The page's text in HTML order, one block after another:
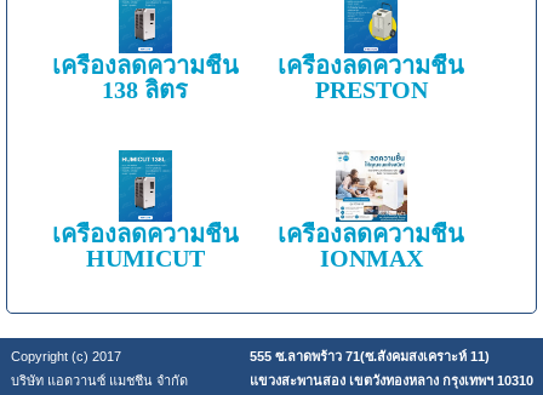
เครื่องลดความชื้น
138 ลิตร
เครื่องลดความชื้น
PRESTON
เครื่องลดความชื้น
HUMICUT
เครื่องลดความชื้น
IONMAX
Copyright (c) 2017
555 ซ.ลาดพร้าว 71(ซ.สังคมสงเคราะห์ 11)
บริษัท แอดวานซ์ แมชชีน จำกัด
แขวงสะพานสอง เขตวังทองหลาง กรุงเทพฯ 10310